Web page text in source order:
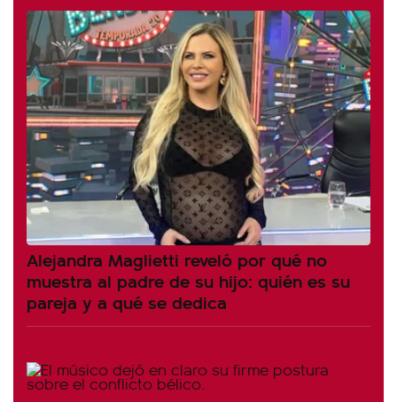
Alejandra Maglietti reveló por qué no
muestra al padre de su hijo: quién es su
pareja y a qué se dedica